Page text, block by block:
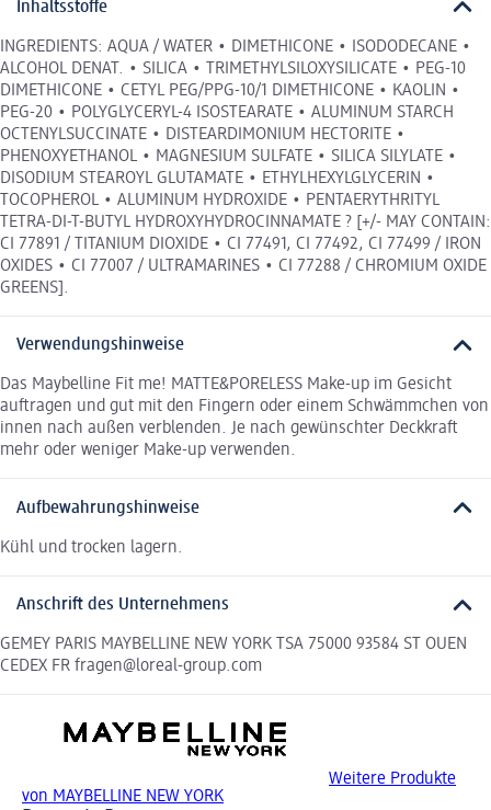
Inhaltsstoffe
INGREDIENTS: AQUA / WATER • DIMETHICONE • ISODODECANE •
ALCOHOL DENAT. • SILICA • TRIMETHYLSILOXYSILICATE • PEG-10
DIMETHICONE • CETYL PEG/PPG-10/1 DIMETHICONE • KAOLIN •
PEG-20 • POLYGLYCERYL-4 ISOSTEARATE • ALUMINUM STARCH
OCTENYLSUCCINATE • DISTEARDIMONIUM HECTORITE •
PHENOXYETHANOL • MAGNESIUM SULFATE • SILICA SILYLATE •
DISODIUM STEAROYL GLUTAMATE • ETHYLHEXYLGLYCERIN •
TOCOPHEROL • ALUMINUM HYDROXIDE • PENTAERYTHRITYL
TETRA-DI-T-BUTYL HYDROXYHYDROCINNAMATE ? [+/- MAY CONTAIN:
CI 77891 / TITANIUM DIOXIDE • CI 77491, CI 77492, CI 77499 / IRON
OXIDES • CI 77007 / ULTRAMARINES • CI 77288 / CHROMIUM OXIDE
GREENS].
Verwendungshinweise
Das Maybelline Fit me! MATTE&PORELESS Make-up im Gesicht
auftragen und gut mit den Fingern oder einem Schwämmchen von
innen nach außen verblenden. Je nach gewünschter Deckkraft
mehr oder weniger Make-up verwenden.
Aufbewahrungshinweise
Kühl und trocken lagern.
Anschrift des Unternehmens
GEMEY PARIS MAYBELLINE NEW YORK TSA 75000 93584 ST OUEN
CEDEX FR fragen@loreal-group.com
Weitere Produkte
von MAYBELLINE NEW YORK